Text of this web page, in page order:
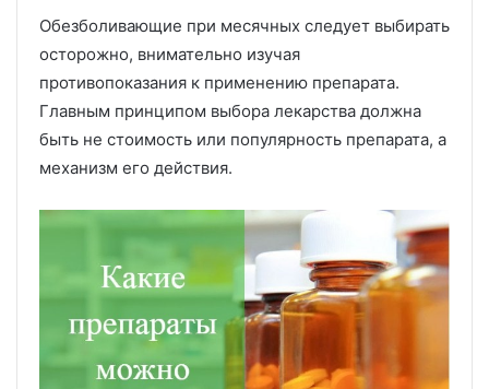
Обезболивающие при месячных следует выбирать
осторожно, внимательно изучая
противопоказания к применению препарата.
Главным принципом выбора лекарства должна
быть не стоимость или популярность препарата, а
механизм его действия.